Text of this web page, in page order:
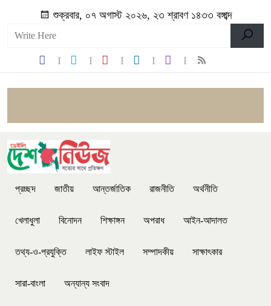
শুক্রবার, ০৭ অগাস্ট ২০২৬, ২৩ শ্রাবণ ১৪৩৩ বঙ্গাব্দ
প্রচ্ছদ জাতীয় আন্তর্জাতিক রাজনীতি অর্থনীতি
খেলাধুলা বিনোদন শিক্ষাঙ্গন অপরাধ আইন-আদালত
তথ্য-ও-প্রযুক্তি লাইফ স্টাইল সম্পাদকীয় সাক্ষাৎকার
সারা-বাংলা অন্যান্য সংবাদ